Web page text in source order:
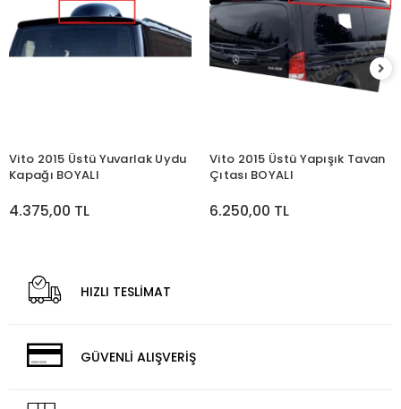
Vito 2015 Üstü Yuvarlak Uydu
Kapağı BOYALI
4.375,00 TL
Vito 2015 Üstü Yapışık Tavan
Çıtası BOYALI
6.250,00 TL
HIZLI TESLİMAT
GÜVENLİ ALIŞVERİŞ